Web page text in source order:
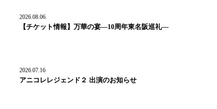
2026.08.06
【チケット情報】万華の宴―10周年東名阪巡礼―
2026.07.16
アニコレレジェンド２ 出演のお知らせ